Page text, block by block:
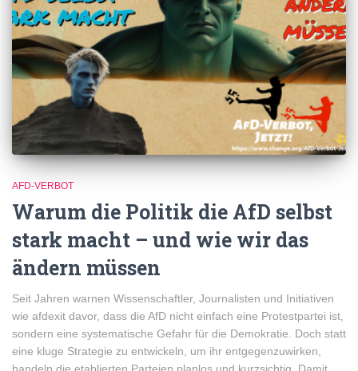
AFD-VERBOT
Warum die Politik die AfD selbst
stark macht – und wie wir das
ändern müssen
Seit Jahren warnen Wissenschaftler, Journalisten und Initiativen
wie afdexit davor, dass die AfD nicht einfach eine Protestpartei ist,
sondern eine systematische Gefahr für die Demokratie. Doch statt
eine kluge Strategie zu entwickeln, um ihr entgegenzuwirken,